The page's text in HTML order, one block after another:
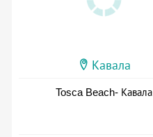
Кавала
Tosca Beach- Кавала